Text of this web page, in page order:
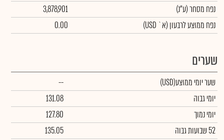
נפח מסחר(ע"נ)
3,878,901
נפח ממוצע לרבעון (א` USD)
0.00
שערים
שער יומי ממוצע(USD)
--
יומי גבוה
131.08
יומי נמוך
127.80
52 שבועות גבוה
135.05